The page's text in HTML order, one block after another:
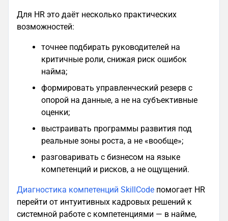
Для HR это даёт несколько практических
возможностей:
точнее подбирать руководителей на
критичные роли, снижая риск ошибок
найма;
формировать управленческий резерв с
опорой на данные, а не на субъективные
оценки;
выстраивать программы развития под
реальные зоны роста, а не «вообще»;
разговаривать с бизнесом на языке
компетенций и рисков, а не ощущений.
Диагностика компетенций SkillCode помогает HR
перейти от интуитивных кадровых решений к
системной работе с компетенциями — в найме,